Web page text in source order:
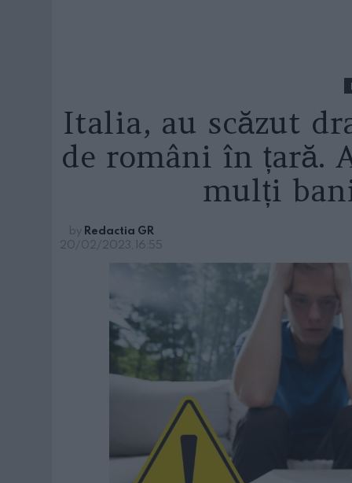
Italia, au scăzut
de români în
mulți
by Redactia GR
20/02/2023, 16:55